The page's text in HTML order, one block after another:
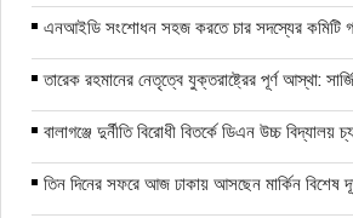
এনআইডি সংশোধন সহজ করতে চার সদস্যের কমিটি
তারেক রহমানের নেতৃত্বে যুক্তরাষ্ট্রের পূর্ণ আস্থা:
বালাগঞ্জে দুর্নীতি বিরোধী বিতর্কে ডিএন উচ্চ বিদ্যালয়
তিন দিনের সফরে আজ ঢাকায় আসছেন মার্কিন বিশেষ